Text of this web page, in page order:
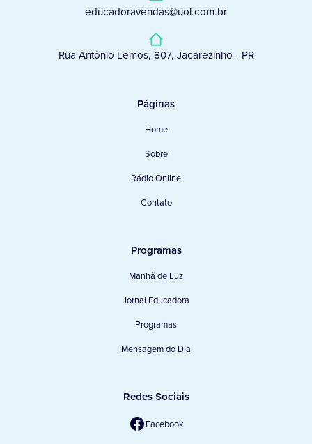
educadoravendas@uol.com.br
Rua Antônio Lemos, 807, Jacarezinho - PR
Páginas
Home
Sobre
Rádio Online
Contato
Programas
Manhã de Luz
Jornal Educadora
Programas
Mensagem do Dia
Redes Sociais
Facebook